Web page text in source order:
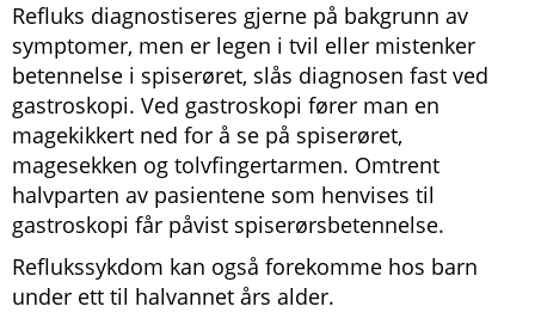
Refluks diagnostiseres gjerne på bakgrunn av
symptomer, men er legen i tvil eller mistenker
betennelse i spiserøret, slås diagnosen fast ved
gastroskopi. Ved gastroskopi fører man en
magekikkert ned for å se på spiserøret,
magesekken og tolvfingertarmen. Omtrent
halvparten av pasientene som henvises til
gastroskopi får påvist spiserørsbetennelse.
Reflukssykdom kan også forekomme hos barn
under ett til halvannet års alder.